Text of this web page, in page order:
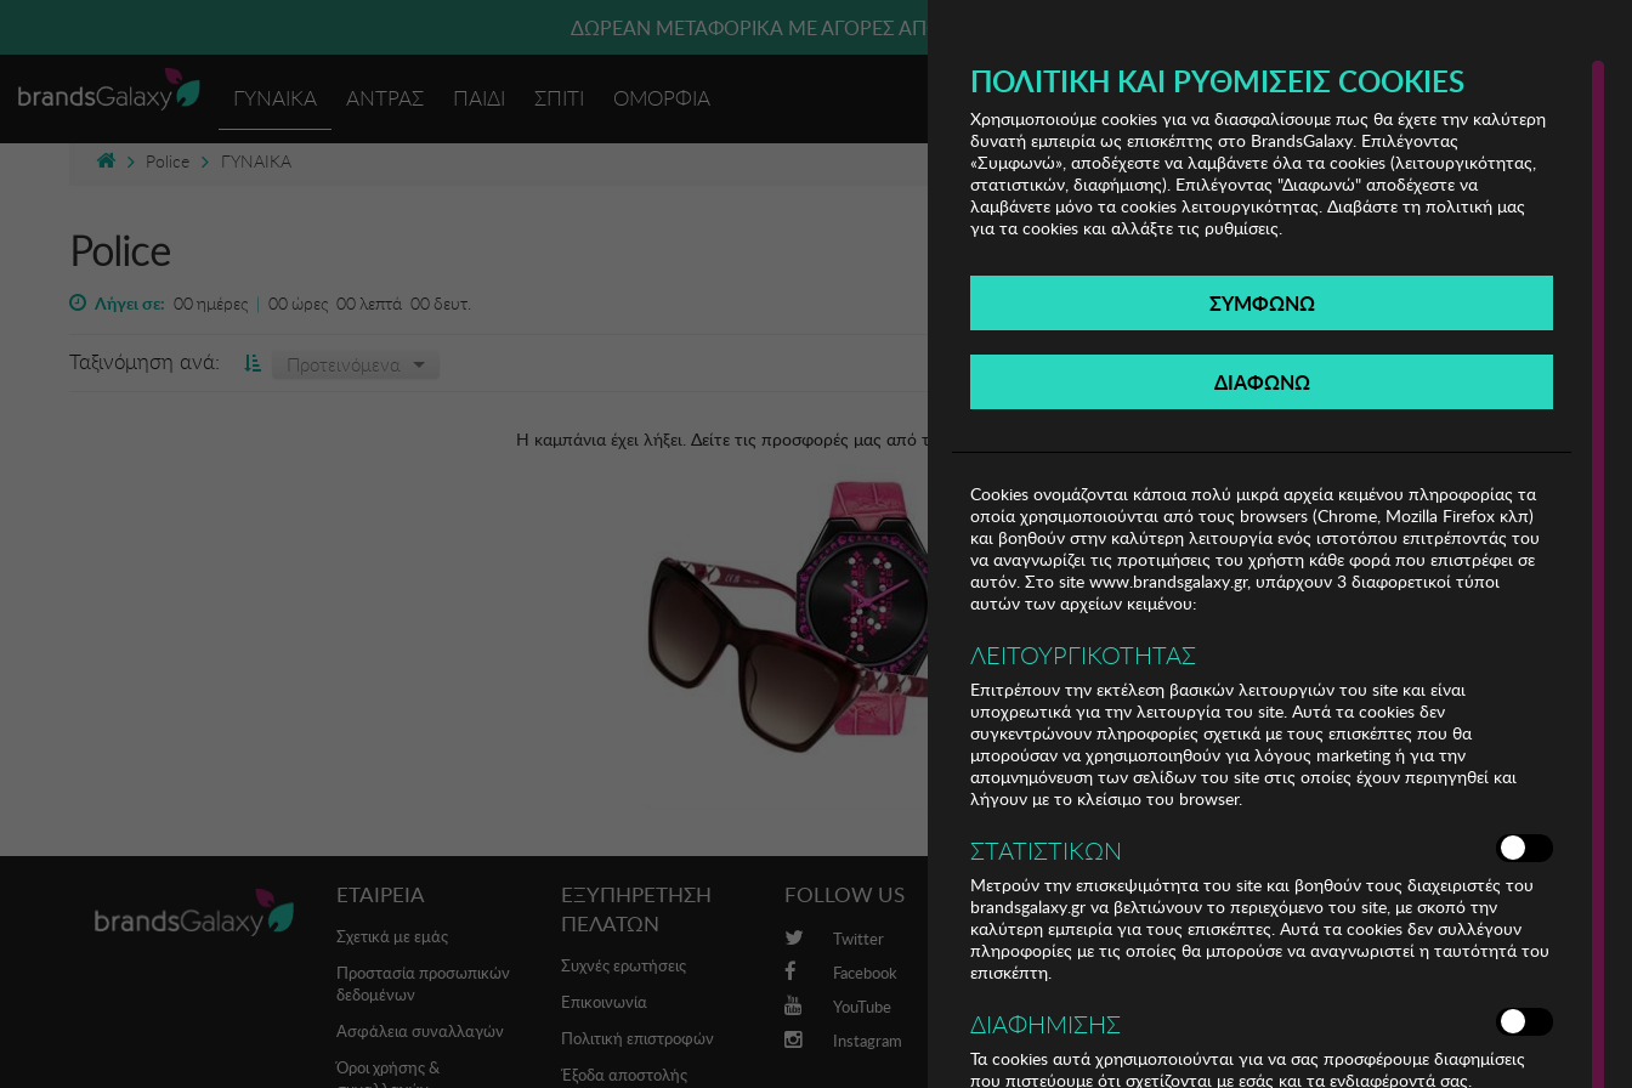
ΔΩΡΕΑΝ ΜΕΤΑΦΟΡΙΚΑ ΜΕ ΑΓΟΡΕΣ ΑΠΌ 49€ ΚΑΙ ΆΝΩ!
ΓΥΝΑΙΚΑ ΑΝΤΡΑΣ ΠΑΙΔΙ ΣΠΙΤΙ ΟΜΟΡΦΙΑ (0)
Police ΓΥΝΑΙΚΑ
Police
Λήγει σε: 00ημέρες | 00 ώρες 00λεπτά 00 δευτ.
Ταξινόμηση ανά: Προτεινόμενα
Η καμπάνια έχει λήξει. Δείτε τις προσφορές μας από τις διαθέσιμες καμπάνιες!
ΕΤΑΙΡΕΙΑ
Σχετικά με εμάς
Προστασία προσωπικών
δεδομένων
Ασφάλεια συναλλαγών
Όροι χρήσης &
ΕΞΥΠΗΡΕΤΗΣΗ
ΠΕΛΑΤΩΝ
Συχνές ερωτήσεις
Επικοινωνία
Πολιτική επιστροφών
Έξοδα αποστολής
FOLLOW US
Twitter
Facebook
YouTube
Instagram
PROMO
Brands
Για τηλεφωνικές
παραγγελίες καλέστε
211 18 94 400
9:30 - 14:30 & 24ώρες
Αριθμός Γ.Ε.Μη.:
009456401000
ΠΟΛΙΤΙΚΉ ΚΑΙ ΡΥΘΜΊΣΕΙΣ COOKIES
Χρησιμοποιούμε cookies για να διασφαλίσουμε πως θα έχετε την καλύτερη
δυνατή εμπειρία ως επισκέπτης στο BrandsGalaxy. Επιλέγοντας
«Συμφωνώ», αποδέχεστε να λαμβάνετε όλα τα cookies (λειτουργικότητας,
στατιστικών, διαφήμισης). Επιλέγοντας "Διαφωνώ" αποδέχεστε να
λαμβάνετε μόνο τα cookies λειτουργικότητας. Διαβάστε τη πολιτική μας
για τα cookies και αλλάξτε τις ρυθμίσεις.
ΣΥΜΦΩΝΩ
ΔΙΑΦΩΝΩ
Cookies ονομάζονται κάποια πολύ μικρά αρχεία κειμένου πληροφορίας τα
οποία χρησιμοποιούνται από τους browsers (Chrome, Mozilla Firefox κλπ)
και βοηθούν στην καλύτερη λειτουργία ενός ιστοτόπου επιτρέποντάς του
να αναγνωρίζει τις προτιμήσεις του χρήστη κάθε φορά που επιστρέφει σε
αυτόν. Στο site www.brandsgalaxy.gr, υπάρχουν 3 διαφορετικοί τύποι
αυτών των αρχείων κειμένου:
ΛΕΙΤΟΥΡΓΙΚΟΤΗΤΑΣ
Επιτρέπουν την εκτέλεση βασικών λειτουργιών του site και είναι
υποχρεωτικά για την λειτουργία του site. Αυτά τα cookies δεν
συγκεντρώνουν πληροφορίες σχετικά με τους επισκέπτες που θα
μπορούσαν να χρησιμοποιηθούν για λόγους marketing ή για την
απομνημόνευση των σελίδων του site στις οποίες έχουν περιηγηθεί και
λήγουν με το κλείσιμο του browser.
ΣΤΑΤΙΣΤΙΚΩΝ
Μετρούν την επισκεψιμότητα του site και βοηθούν τους διαχειριστές του
brandsgalaxy.gr να βελτιώνουν το περιεχόμενο του site, με σκοπό την
καλύτερη εμπειρία για τους επισκέπτες. Αυτά τα cookies δεν συλλέγουν
πληροφορίες με τις οποίες θα μπορούσε να αναγνωριστεί η ταυτότητά του
επισκέπτη.
ΔΙΑΦΗΜΙΣΗΣ
Τα cookies αυτά χρησιμοποιούνται για να σας προσφέρουμε διαφημίσεις
που πιστεύουμε ότι σχετίζονται με εσάς και τα ενδιαφέροντά σας.